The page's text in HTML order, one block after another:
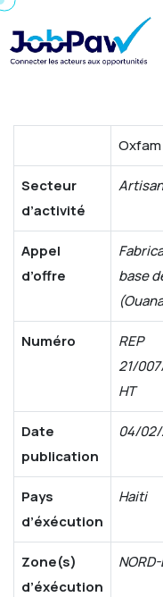
Oxfam
Secteur
d’activité
Appel
d’offre
base
Numéro
REP
21/
HT
Date
publication
04/02/
Pays
d’éxécution
Haiti
Zone(s)
d’éxécution